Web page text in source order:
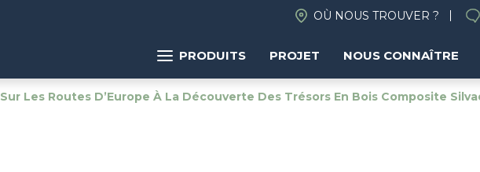
OÙ NOUS TROUVER ?
PRODUITS PROJET NOUS CONNAÎTRE
Sur Les Routes D’Europe À La Découverte Des Trésors En Bois Composite